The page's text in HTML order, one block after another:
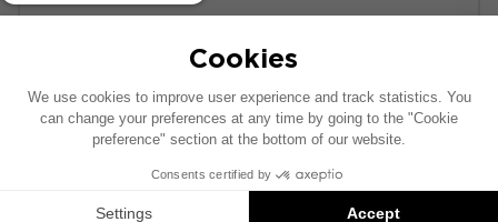
기준으로 제작되었습니다. 차량에 특정 하이파이 옵션
이 장착되어 있는 경우, 도면에 표시된 구성 요소의 위